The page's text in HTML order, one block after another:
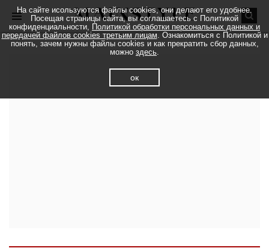
На сайте исользуются файлы cookies, они делают его удобнее.
Посещая страницы сайта, вы соглашаетесь с Политикой
конфиденциальности, Политикой обработки персональных данных и
передачей файлов cookies третьим лицам. Ознакомиться с Политикой и
понять, зачем нужны файлы cookies и как прекратить сбор данных,
можно здесь.
ок